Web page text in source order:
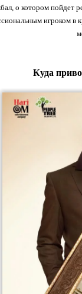
о котором пойдет
игроком в
Куда